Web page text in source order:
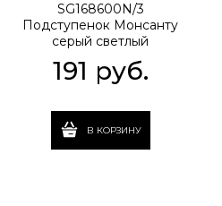
SG168600N/3
Подступенок Монсанту
серый светлый
натуральный 40,2х10,6
40,2x10,6x8
191 руб.
В КОРЗИНУ